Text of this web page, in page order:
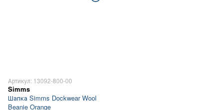
Артикул: 13092-800-00
Simms
Шапка Simms Dockwear Wool
Beanie Orange